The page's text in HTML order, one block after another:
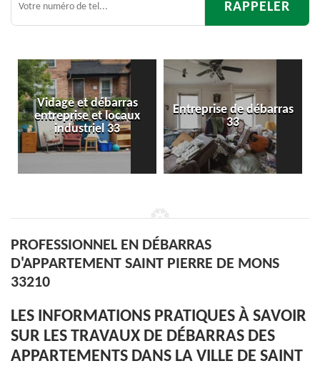
Entreprise de débarras
33
Débarras
d'appartement 33
PROFESSIONNEL EN DÉBARRAS
D'APPARTEMENT SAINT PIERRE DE MONS
33210
LES INFORMATIONS PRATIQUES À SAVOIR
SUR LES TRAVAUX DE DÉBARRAS DES
APPARTEMENTS DANS LA VILLE DE SAINT